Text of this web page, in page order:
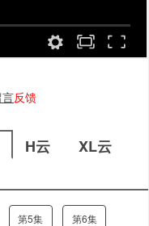
言反馈
H云
XL云
第5集 第6集